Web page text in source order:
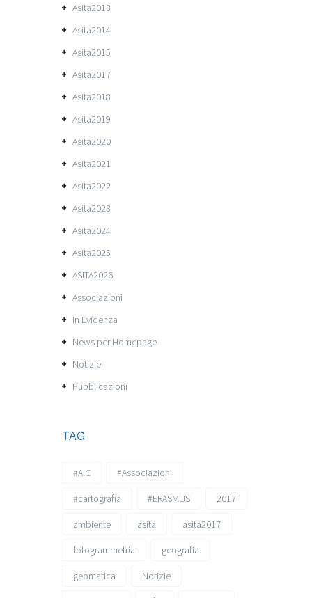
Asita2013
Asita2014
Asita2015
Asita2017
Asita2018
Asita2019
Asita2020
Asita2021
Asita2022
Asita2023
Asita2024
Asita2025
ASITA2026
Associazioni
In Evidenza
News per Homepage
Notizie
Pubblicazioni
TAG
#AIC #Associazioni
#cartografia #ERASMUS 2017
ambiente asita asita2017
fotogrammetria geografia
geomatica Notizie